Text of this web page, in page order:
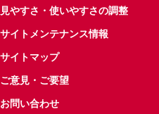
見やすさ・使いやすさの調整
サイトメンテナンス情報
サイトマップ
ご意見・ご要望
お問い合わせ